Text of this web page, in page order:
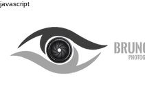
javascript